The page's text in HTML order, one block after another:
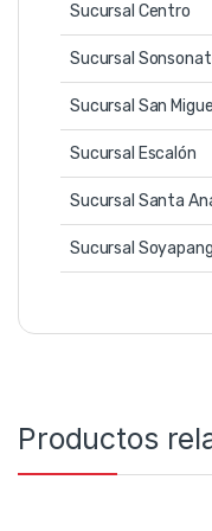
Sucursal Centro
Sucursal
Sucursal San Miguel
Sucursal Escalón
Sucursal Santa
Sucursal
Productos